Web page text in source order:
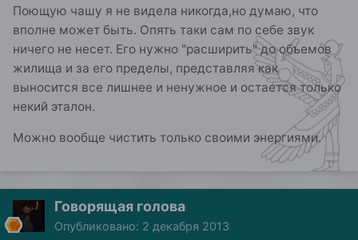
Поющую чашу я не видела никогда,но думаю, что
вполне может быть. Опять таки сам по себе звук
ничего не несет. Его нужно "расширить" до объемов
жилища и за его пределы, представляя как
выносится все лишнее и ненужное и остается только
некий эталон.
Можно вообще чистить только своими энергиями.
Говорящая голова
Опубликовано: 2 декабря 2013